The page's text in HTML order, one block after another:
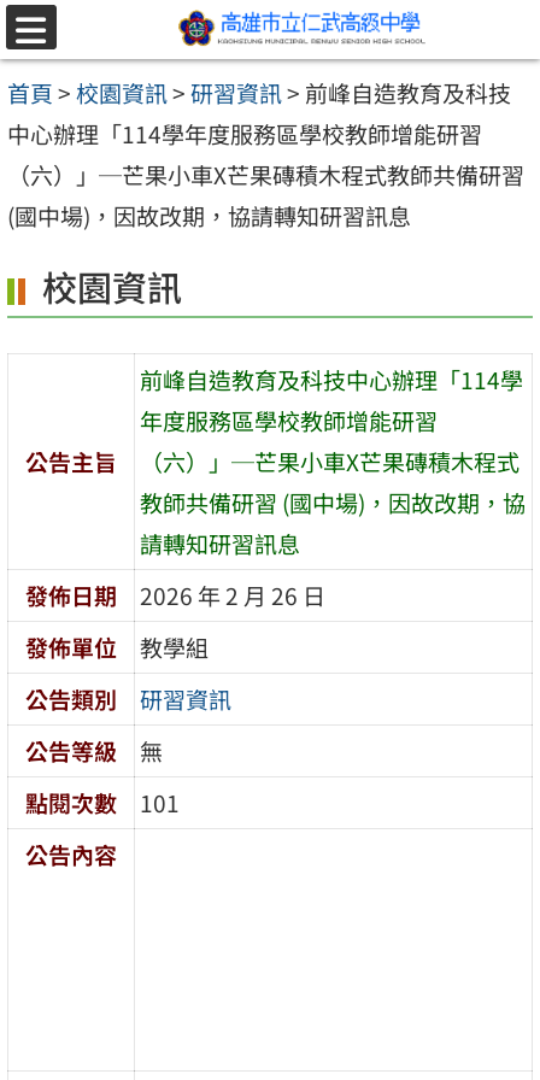
跳至主要內容區
選
單
首頁>校園資訊>研習資訊> 前峰自造教育及科技
中心辦理「114學年度服務區學校教師增能研習
（六）」─芒果小車X芒果磚積木程式教師共備研習
(國中場)，因故改期，協請轉知研習訊息
校園資訊
公告主旨
前峰自造教育及科技中心辦理「114學
年度服務區學校教師增能研習
（六）」─芒果小車X芒果磚積木程式
教師共備研習 (國中場)，因故改期，協
請轉知研習訊息
發佈日期
2026 年 2 月 26 日
發佈單位
教學組
公告類別
研習資訊
公告等級
無
點閱次數
101
公告內容